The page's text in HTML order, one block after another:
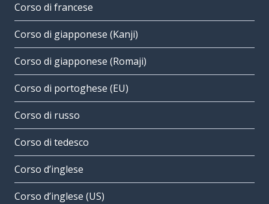
Corso di francese
Corso di giapponese (Kanji)
Corso di giapponese (Romaji)
Corso di portoghese (EU)
Corso di russo
Corso di tedesco
Corso d’inglese
Corso d’inglese (US)